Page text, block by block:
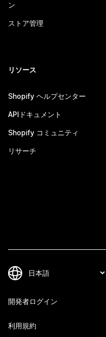
ン
ストア管理
リソース
Shopify ヘルプセンター
APIドキュメント
Shopify コミュニティ
リサーチ
開発者ログイン
利用規約